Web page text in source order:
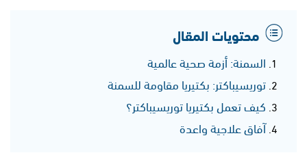
محتويات المقال
السمنة: أزمة صحية عالمية
توريسيباكتر: بكتيريا مقاومة للسمنة
كيف تعمل بكتيريا توريسيباكتر؟
آفاق علاجية واعدة